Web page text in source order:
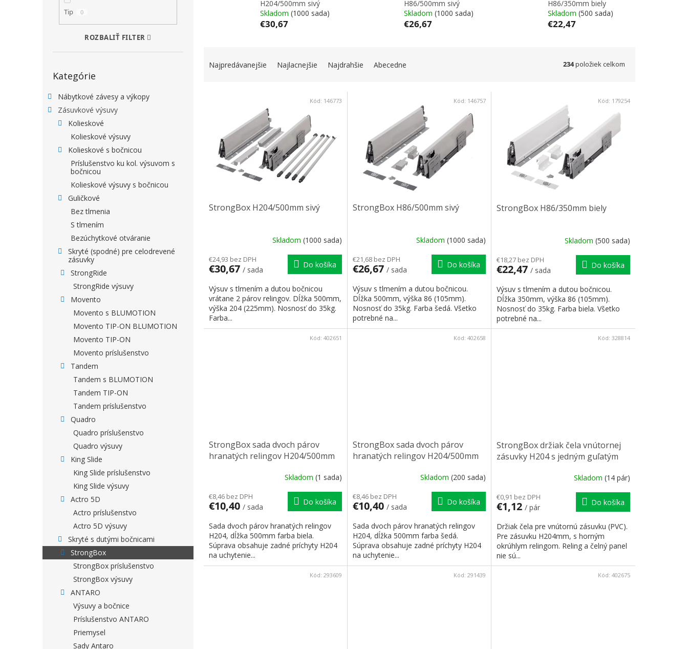
Tip 0
ROZBALIŤ FILTER
Kategórie
Nábytkové závesy a výkopy
Zásuvkové výsuvy
Kolieskové
Kolieskové výsuvy
Kolieskové s bočnicou
Príslušenstvo ku kol. výsuvom s
bočnicou
Kolieskové výsuvy s bočnicou
Guličkové
Bez tlmenia
S tlmením
Bezúchytkové otváranie
Skryté (spodné) pre celodrevené
zásuvky
StrongRide
StrongRide výsuvy
Movento
Movento s BLUMOTION
Movento TIP-ON BLUMOTION
Movento TIP-ON
Movento príslušenstvo
Tandem
Tandem s BLUMOTION
Tandem TIP-ON
Tandem príslušenstvo
Quadro
Quadro príslušenstvo
Quadro výsuvy
King Slide
King Slide príslušenstvo
King Slide výsuvy
Actro 5D
Actro príslušenstvo
Actro 5D výsuvy
Skryté s dutými bočnicami
StrongBox
StrongBox príslušenstvo
StrongBox výsuvy
ANTARO
Výsuvy a bočnice
Príslušenstvo ANTARO
Priemysel
Sady Antaro
H204/500mm sivý
Skladom (1000 sada)
€30,67
H86/500mm sivý
Skladom (1000 sada)
€26,67
H86/350mm biely
Skladom (500 sada)
€22,47
Najpredávanejšie Najlacnejšie Najdrahšie Abecedne 234položiek celkom
StrongBox H204/500mm sivý
Skladom (1000 sada)
€24,93 bez DPH
€30,67 / sada
Do košíka
Výsuv s tlmením a dutou bočnicou
vrátane 2 párov relingov. Dĺžka 500mm,
výška 204 (225mm). Nosnosť do 35kg.
Farba...
Kód: 146773
StrongBox H86/500mm sivý
Skladom (1000 sada)
€21,68 bez DPH
€26,67 / sada
Do košíka
Výsuv s tlmením a dutou bočnicou.
Dĺžka 500mm, výška 86 (105mm).
Nosnosť do 35kg. Farba šedá. Všetko
potrebné na...
Kód: 146757
StrongBox H86/350mm biely
Skladom (500 sada)
€18,27 bez DPH
€22,47 / sada
Do košíka
Výsuv s tlmením a dutou bočnicou.
Dĺžka 350mm, výška 86 (105mm).
Nosnosť do 35kg. Farba biela. Všetko
potrebné na...
Kód: 179254
StrongBox sada dvoch párov
hranatých relingov H204/500mm
Skladom (1 sada)
€8,46 bez DPH
€10,40 / sada
Do košíka
Sada dvoch párov hranatých relingov
H204, dĺžka 500mm farba biela.
Súprava obsahuje zadné príchyty H204
na uchytenie...
Kód: 402651
StrongBox sada dvoch párov
hranatých relingov H204/500mm
Skladom (200 sada)
€8,46 bez DPH
€10,40 / sada
Do košíka
Sada dvoch párov hranatých relingov
H204, dĺžka 500mm farba šedá.
Súprava obsahuje zadné príchyty H204
na uchytenie...
Kód: 402658
StrongBox držiak čela vnútornej
zásuvky H204 s jedným guľatým
Skladom (14 pár)
€0,91 bez DPH
€1,12 / pár
Do košíka
Držiak čela pre vnútornú zásuvku (PVC).
Pre zásuvku H204mm, s horným
okrúhlym relingom. Reling a čelný panel
nie sú...
Kód: 328814
Kód: 293609 Kód: 291439 Kód: 402675